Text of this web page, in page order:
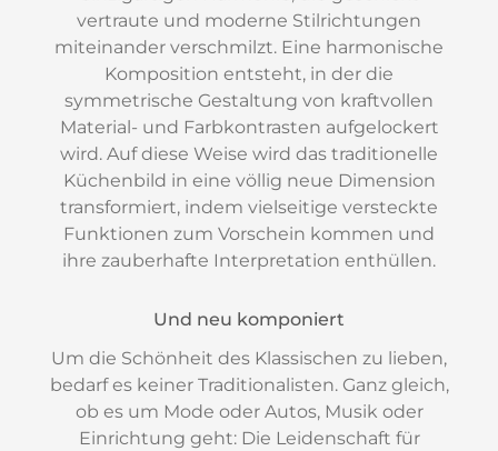
vertraute und moderne Stilrichtungen
miteinander verschmilzt. Eine harmonische
Komposition entsteht, in der die
symmetrische Gestaltung von kraftvollen
Material- und Farbkontrasten aufgelockert
wird. Auf diese Weise wird das traditionelle
Küchenbild in eine völlig neue Dimension
transformiert, indem vielseitige versteckte
Funktionen zum Vorschein kommen und
ihre zauberhafte Interpretation enthüllen.
Und neu komponiert
Um die Schönheit des Klassischen zu lieben,
bedarf es keiner Traditionalisten. Ganz gleich,
ob es um Mode oder Autos, Musik oder
Einrichtung geht: Die Leidenschaft für